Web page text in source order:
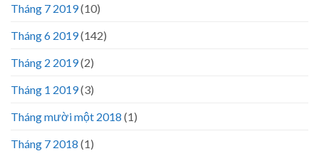
Tháng 7 2019(10)
Tháng 6 2019(142)
Tháng 2 2019(2)
Tháng 1 2019(3)
Tháng mười một 2018 (1)
Tháng 7 2018 (1)